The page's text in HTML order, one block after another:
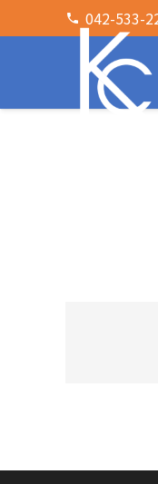
phone 042-533-